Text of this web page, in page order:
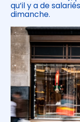
qu’il y a de
dimanche.